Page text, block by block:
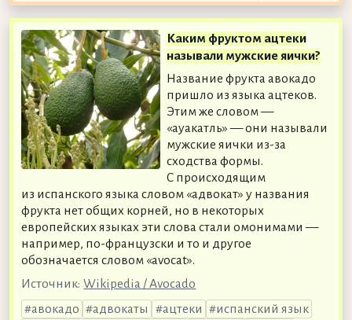
Каким фруктом ацтеки
называли мужские яички?
Название фрукта авокадо
пришло из языка ацтеков.
Этим же словом —
«ауакатль» — они называли
мужские яички из-за
сходства формы.
С происходящим
из испанского языка словом «адвокат» у названия
фрукта нет общих корней, но в некоторых
европейских языках эти слова стали омонимами —
например, по-французски и то и другое
обозначается словом «avocat».
Источник: Wikipedia / Avocado
авокадо
адвокаты ацтеки
испанский язык